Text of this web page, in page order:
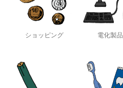
ショッピング 電化製品